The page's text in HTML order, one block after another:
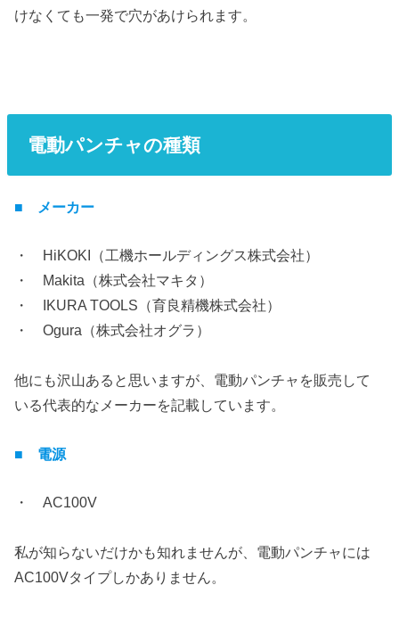
けなくても一発で穴があけられます。
電動パンチャの種類
■ メーカー
・ HiKOKI（工機ホールディングス株式会社）
・ Makita（株式会社マキタ）
・ IKURA TOOLS（育良精機株式会社）
・ Ogura（株式会社オグラ）
他にも沢山あると思いますが、電動パンチャを販売して
いる代表的なメーカーを記載しています。
■ 電源
・ AC100V
私が知らないだけかも知れませんが、電動パンチャには
AC100Vタイプしかありません。